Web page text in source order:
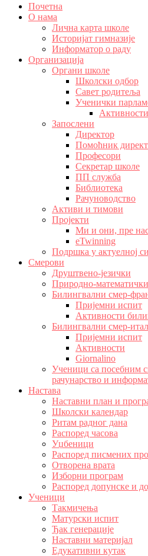
Почетна
О нама
Лична карта школе
Историјат гимназије
Информатор о раду
Организација
Органи школе
Школски одбор
Савет родитеља
Ученички
Запослени
Директор
Помоћник
Професори
Секретар школе
ПП служба
Библиотека
Рачуноводство
Активи и тимови
Пројекти
Ми и они, пре
eTwinning
Подршка у актуелној
Смерови
Друштвено-језички
Природно-математички
Билингвални смер-
Пријемни испит
Активности
Билингвални смер-
Пријемни испит
Активности
Giornalino
Ученици са посебним
рачунарство и
Настава
Наставни план и
Школски календар
Ритам радног дана
Распоред часова
Уџбеници
Распоред писмених
Отворена врата
Изборни програм
Распоред допунске и
Ученици
Такмичења
Матурски испит
Ђак генерације
Наставни материјал
Едукативни кутак